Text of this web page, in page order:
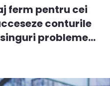
ferm pentru cei
conturile
probleme...